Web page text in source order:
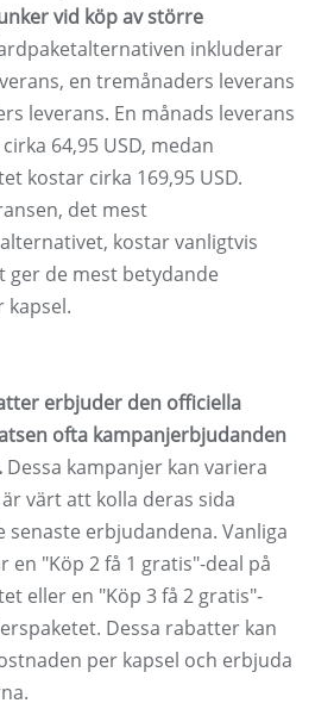
vid köp av större
inkluderar
en tremånaders leverans
leverans. En månads leverans
64,95 USD, medan
kostar cirka 169,95 USD.
det mest
kostar vanligtvis
ger de mest betydande
kapsel.
erbjuder den officiella
ofta kampanjerbjudanden
Dessa kampanjer kan variera
värt att kolla deras sida
erbjudandena. Vanliga
"Köp 2 få 1 gratis"-deal på
eller en "Köp 3 få 2 gratis"-
Dessa rabatter kan
per kapsel och erbjuda